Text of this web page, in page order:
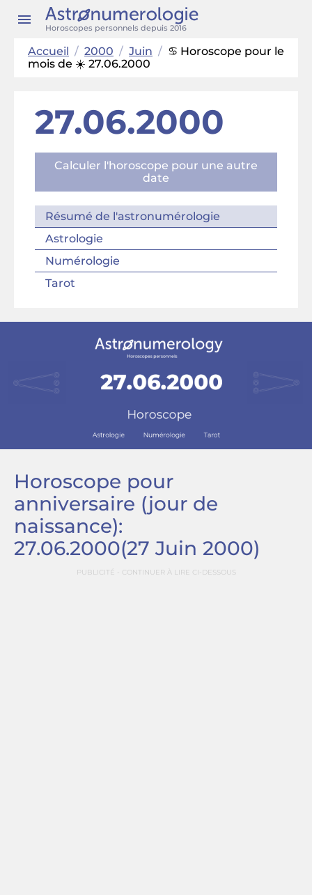
Horoscopes personnels depuis 2016
Accueil / 2000 / Juin / ♋ Horoscope pour le
mois de ☀️ 27.06.2000
27.06.2000
Calculer l'horoscope pour une autre
date
Résumé de l'astronumérologie
Astrologie
Numérologie
Tarot
Horoscope pour
anniversaire (jour de
naissance):
27.06.2000(27 Juin 2000)
PUBLICITÉ - CONTINUER À LIRE CI-DESSOUS